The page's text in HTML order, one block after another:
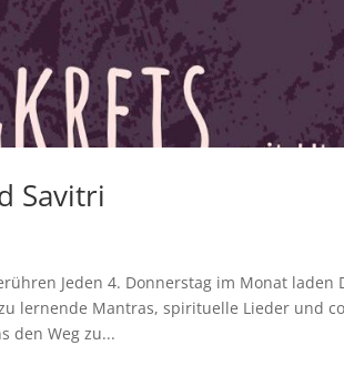
Savitri
Jeden 4. Donnerstag im Monat laden
lernende Mantras, spirituelle Lieder und
den Weg zu...